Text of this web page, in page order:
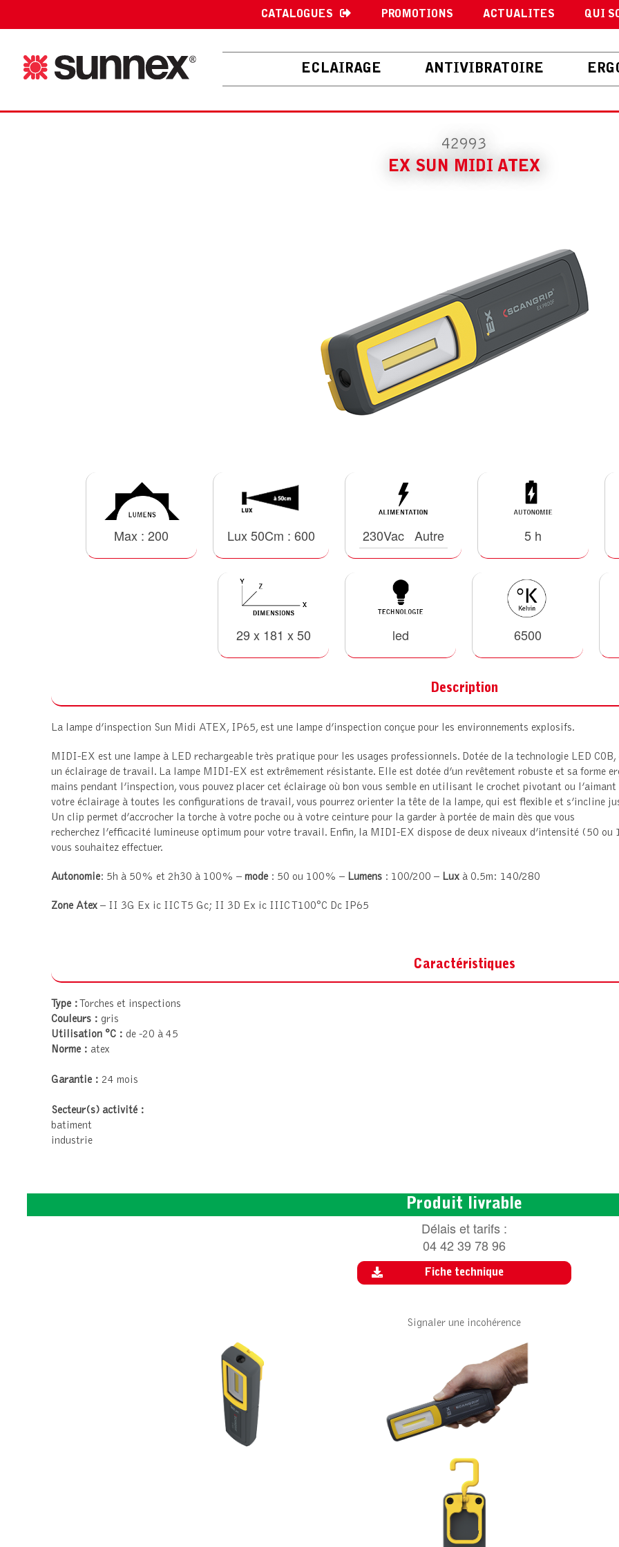
CATALOGUES PROMOTIONS ACTUALITES QUI
ECLAIRAGE ANTIVIBRATOIRE
42993
EX SUN MIDI ATEX
Max : 200 Lux 50Cm : 600 230Vac Autre 5 h
29 x 181 x 50 led 6500
Description
La lampe d’inspection Sun Midi ATEX, IP65, est une lampe d’inspection conçue pour les environnements explosifs.
MIDI-EX est une lampe à LED rechargeable très pratique pour les usages professionnels. Dotée de la technologie LED
un éclairage de travail. La lampe MIDI-EX est extrêmement résistante. Elle est dotée d’un revêtement robuste et sa forme
mains pendant l’inspection, vous pouvez placer cet éclairage où bon vous semble en utilisant le crochet pivotant ou
votre éclairage à toutes les configurations de travail, vous pourrez orienter la tête de la lampe, qui est flexible et s’incline
Un clip permet d’accrocher la torche à votre poche ou à votre ceinture pour la garder à portée de main dès que vous
recherchez l’efficacité lumineuse optimum pour votre travail. Enfin, la MIDI-EX dispose de deux niveaux d’intensité (50
vous souhaitez effectuer.
Autonomie: 5h à 50% et 2h30 à 100% – mode : 50 ou 100% – Lumens : 100/200 – Lux à 0.5m: 140/280
Zone Atex– II 3G Ex ic IIC T5 Gc; II 3D Ex ic IIIC T100°C Dc IP65
Caractéristiques
Type : Torches et inspections
Couleurs : gris
Utilisation °C : de -20 à 45
Norme : atex
Garantie : 24 mois
Secteur(s) activité :
batiment
industrie
Produit livrable
Délais et tarifs :
04 42 39 78 96
Fiche technique
Signaler une incohérence